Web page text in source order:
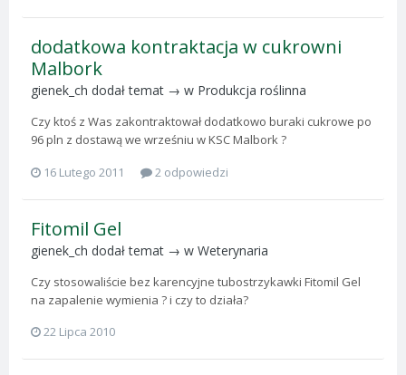
dodatkowa kontraktacja w cukrowni
Malbork
gienek_ch dodał temat → w Produkcja roślinna
Czy ktoś z Was zakontraktował dodatkowo buraki cukrowe po
96 pln z dostawą we wrześniu w KSC Malbork ?
16 Lutego 2011
2 odpowiedzi
Fitomil Gel
gienek_ch dodał temat → w Weterynaria
Czy stosowaliście bez karencyjne tubostrzykawki Fitomil Gel
na zapalenie wymienia ? i czy to działa?
22 Lipca 2010